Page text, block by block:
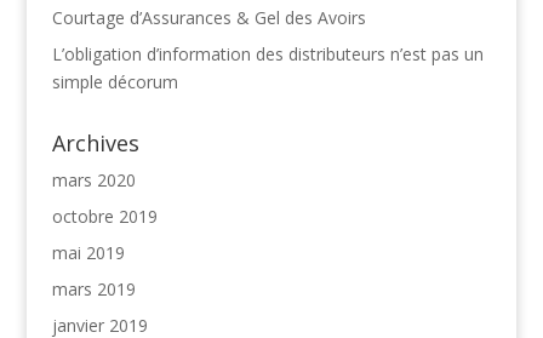
Courtage d’Assurances & Gel des Avoirs
L’obligation d’information des distributeurs n’est pas un
simple décorum
Archives
mars 2020
octobre 2019
mai 2019
mars 2019
janvier 2019